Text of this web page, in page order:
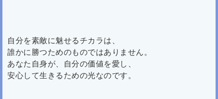
自分を素敵に魅せるチカラは、
誰かに勝つためのものではありません。
あなた自身が、自分の価値を愛し、
安心して生きるための光なのです。